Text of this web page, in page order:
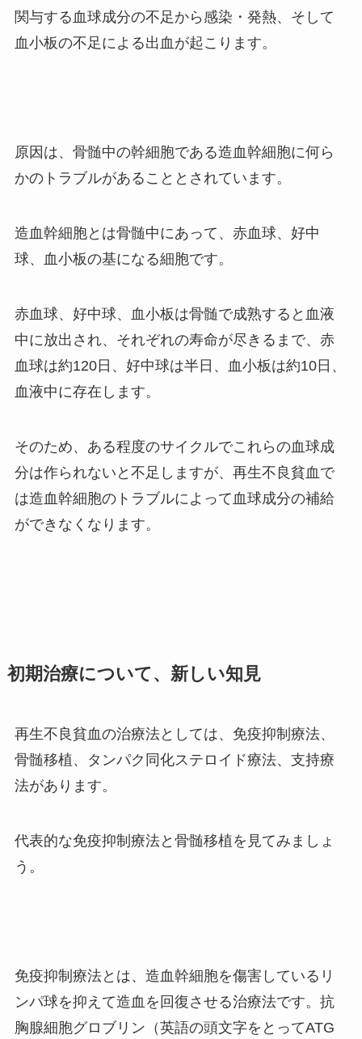
関与する血球成分の不足から感染・発熱、そして
血小板の不足による出血が起こります。
原因は、骨髄中の幹細胞である造血幹細胞に何ら
かのトラブルがあることとされています。
造血幹細胞とは骨髄中にあって、赤血球、好中
球、血小板の基になる細胞です。
赤血球、好中球、血小板は骨髄で成熟すると血液
中に放出され、それぞれの寿命が尽きるまで、赤
血球は約120日、好中球は半日、血小板は約10日、
血液中に存在します。
そのため、ある程度のサイクルでこれらの血球成
分は作られないと不足しますが、再生不良貧血で
は造血幹細胞のトラブルによって血球成分の補給
ができなくなります。
初期治療について、新しい知見
再生不良貧血の治療法としては、免疫抑制療法、
骨髄移植、タンパク同化ステロイド療法、支持療
法があります。
代表的な免疫抑制療法と骨髄移植を見てみましょ
う。
免疫抑制療法とは、造血幹細胞を傷害しているリ
ンパ球を抑えて造血を回復させる治療法です。抗
胸腺細胞グロブリン（英語の頭文字をとってATG